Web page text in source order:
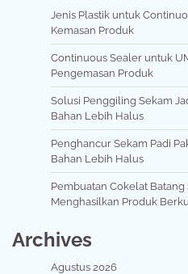
Jenis Plastik untuk
Kemasan Produk
Continuous Sealer untuk
Pengemasan Produk
Solusi Penggiling Sekam
Bahan Lebih Halus
Penghancur Sekam Padi
Bahan Lebih Halus
Pembuatan Cokelat
Menghasilkan Produk
Archives
Agustus 2026